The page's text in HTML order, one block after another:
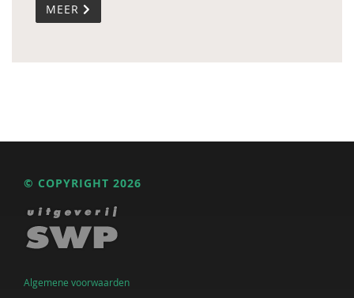
MEER
© COPYRIGHT 2026
Algemene voorwaarden